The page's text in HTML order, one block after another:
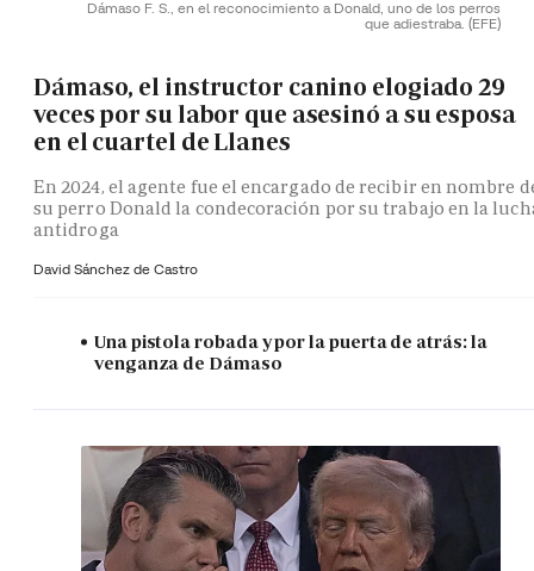
Dámaso F. S., en el reconocimiento a Donald, uno de los perros
que adiestraba. (EFE)
Dámaso, el instructor canino elogiado 29
veces por su labor que asesinó a su esposa
en el cuartel de Llanes
En 2024, el agente fue el encargado de recibir en nombre
su perro Donald la condecoración por su trabajo en la
antidroga
David Sánchez de Castro
Una pistola robada y por la puerta de atrás: la
venganza de Dámaso